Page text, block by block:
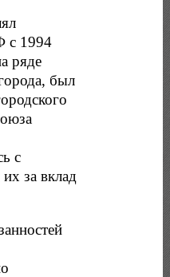
с 1994
ряде
был
с
за вклад